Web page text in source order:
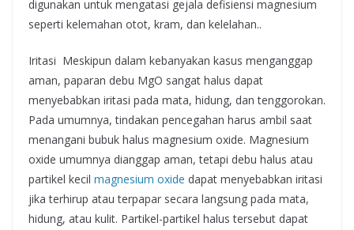
digunakan untuk mengatasi gejala defisiensi magnesium
seperti kelemahan otot, kram, dan kelelahan..
Iritasi Meskipun dalam kebanyakan kasus menganggap
aman, paparan debu MgO sangat halus dapat
menyebabkan iritasi pada mata, hidung, dan tenggorokan.
Pada umumnya, tindakan pencegahan harus ambil saat
menangani bubuk halus magnesium oxide. Magnesium
oxide umumnya dianggap aman, tetapi debu halus atau
partikel kecil magnesium oxide dapat menyebabkan iritasi
jika terhirup atau terpapar secara langsung pada mata,
hidung, atau kulit. Partikel-partikel halus tersebut dapat